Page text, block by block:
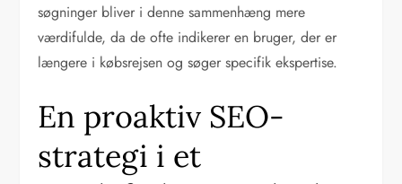
søgninger bliver i denne sammenhæng mere
værdifulde, da de ofte indikerer en bruger, der er
længere i købsrejsen og søger specifik ekspertise.
En proaktiv SEO-
strategi i et